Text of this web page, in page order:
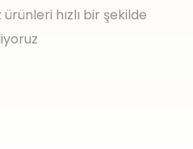
hızlı bir şekilde